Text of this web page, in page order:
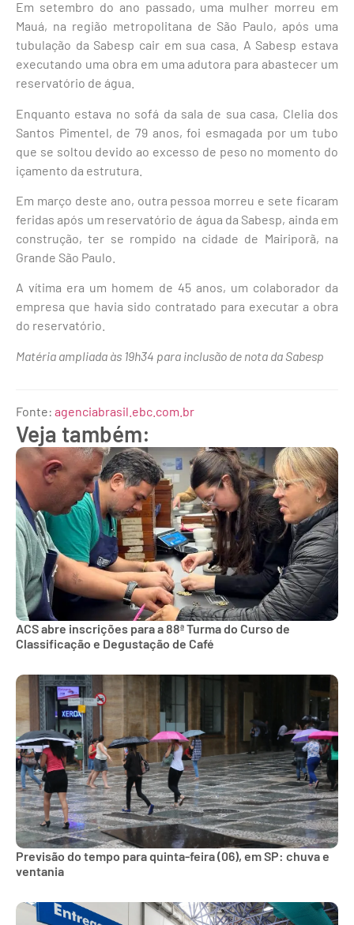
Em setembro do ano passado, uma mulher morreu em
Mauá, na região metropolitana de São Paulo, após uma
tubulação da Sabesp cair em sua casa. A Sabesp estava
executando uma obra em uma adutora para abastecer um
reservatório de água.
Enquanto estava no sofá da sala de sua casa, Clelia dos
Santos Pimentel, de 79 anos, foi esmagada por um tubo
que se soltou devido ao excesso de peso no momento do
içamento da estrutura.
Em março deste ano, outra pessoa morreu e sete ficaram
feridas após um reservatório de água da Sabesp, ainda em
construção, ter se rompido na cidade de Mairiporã, na
Grande São Paulo.
A vítima era um homem de 45 anos, um colaborador da
empresa que havia sido contratado para executar a obra
do reservatório.
Matéria ampliada às 19h34 para inclusão de nota da Sabesp
Fonte: agenciabrasil.ebc.com.br
Veja também:
ACS abre inscrições para a 88ª Turma do Curso de
Classificação e Degustação de Café
Previsão do tempo para quinta-feira (06), em SP: chuva e
ventania